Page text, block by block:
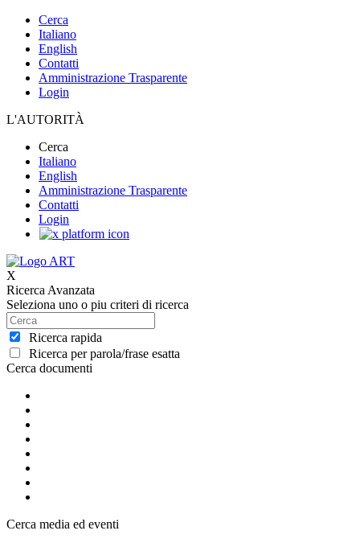
Cerca
Italiano
English
Contatti
Amministrazione Trasparente
Login
L'AUTORITÀ
Cerca
Italiano
English
Amministrazione Trasparente
Contatti
Login
X
Ricerca Avanzata
Seleziona uno o piu criteri di ricerca
Ricerca rapida
Ricerca per parola/frase esatta
Cerca documenti
Cerca media ed eventi